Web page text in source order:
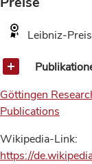
Leibniz-
Göttingen
Publications
Wikipedia-Link:
https://